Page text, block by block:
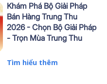
Khám Phá Bộ Giải Pháp
Bán Hàng Trung Thu
2026 - Chọn Bộ Giải Pháp
- Trọn Mùa Trung Thu
Tìm hiểu thêm